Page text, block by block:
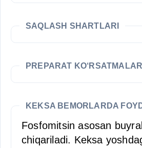
SAQLASH SHARTLARI
PREPARAT KO‘RSATMALAR
KEKSA BEMORLARDA
Fosfomitsin asosan
chiqariladi. Keksa